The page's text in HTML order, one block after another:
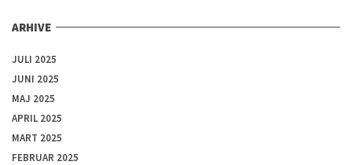
ARHIVE
JULI 2025
JUNI 2025
MAJ 2025
APRIL 2025
MART 2025
FEBRUAR 2025